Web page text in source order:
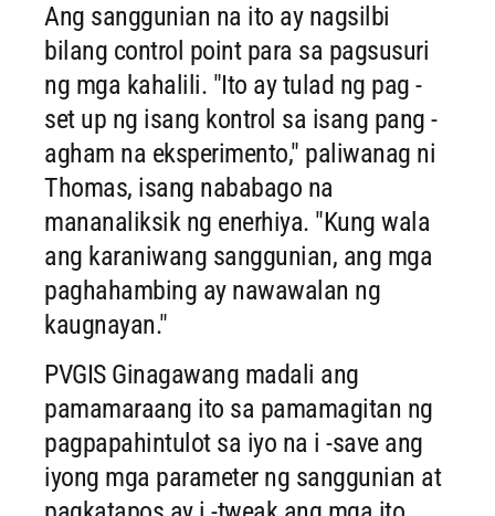
Ang sanggunian na ito ay nagsilbi
bilang control point para sa pagsusuri
ng mga kahalili. "Ito ay tulad ng pag -
set up ng isang kontrol sa isang pang -
agham na eksperimento," paliwanag ni
Thomas, isang nababago na
mananaliksik ng enerhiya. "Kung wala
ang karaniwang sanggunian, ang mga
paghahambing ay nawawalan ng
kaugnayan."
PVGIS Ginagawang madali ang
pamamaraang ito sa pamamagitan ng
pagpapahintulot sa iyo na i -save ang
iyong mga parameter ng sanggunian at